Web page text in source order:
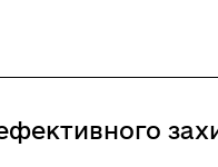
обмінялися